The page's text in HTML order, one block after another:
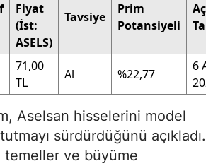
Fiyat
(İst:
ASELS)
Tavsiye
Prim
Potansiyeli
71,00
TL
Al %22,77
6
2024
Aselsan hisselerini model
sürdürdüğünü açıkladı.
temeller ve büyüme